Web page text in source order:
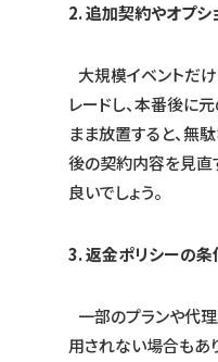
2. 追加契約やオプシ
大規模イベントだ
レードし、本番後に
まま放置すると、無
後の契約内容を見直
良いでしょう。
3. 返金ポリシーの
一部のプランや代
用されない場合もあ